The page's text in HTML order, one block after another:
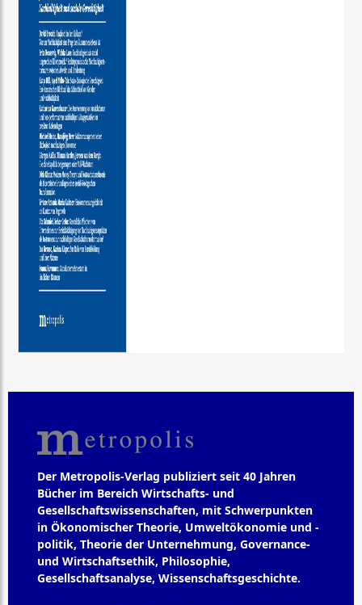
Der Metropolis-Verlag publiziert seit 40 Jahren
Bücher im Bereich Wirtschafts- und
Gesellschaftswissenschaften, mit Schwerpunkten
in Ökonomischer Theorie, Umweltökonomie und -
politik, Theorie der Unternehmung, Governance-
und Wirtschaftsethik, Philosophie,
Gesellschaftsanalyse, Wissenschaftsgeschichte.